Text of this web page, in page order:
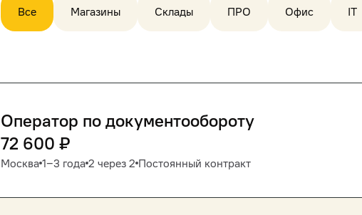
Все Магазины Склады ПРО Офис IT
Оператор по документообороту
72 600 ₽
Москва 1‒3 года 2 через 2 Постоянный контракт